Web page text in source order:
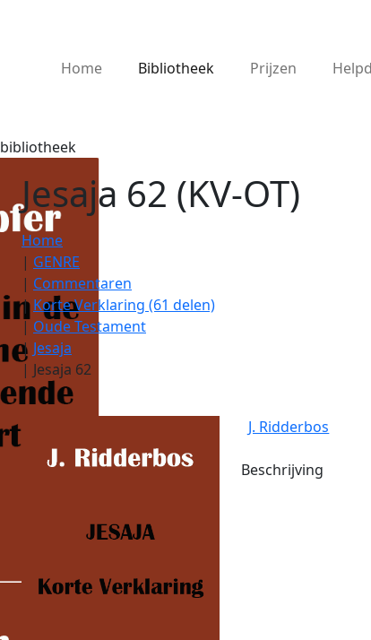
Home Bibliotheek Prijzen
bibliotheek
Jesaja 62 (KV-OT)
Home
| GENRE
| Commentaren
|Korte Verklaring (61 delen)
| Oude Testament
| Jesaja
| Jesaja 62
J. Ridderbos
Beschrijving